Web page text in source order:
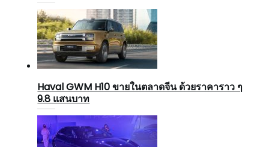
Haval GWM H10 ขายในตลาดจีน ด้วยราคาราว ๆ
9.8 แสนบาท